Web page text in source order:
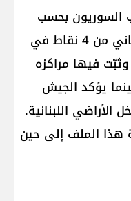
السوريون بحسب
"الجريدة" بانسحاب الجيش اللبناني من 4 نقاط في
فيها مراكزه
عرسال عام 2014، بينما يؤكد الجيش
الأراضي اللبنانية.
هذا الملف إلى حين